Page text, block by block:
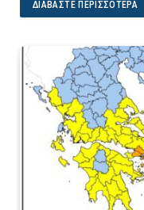
ΔΙΑΒΆΣΤΕ ΠΕΡΙΣΣΌΤΕΡΑ